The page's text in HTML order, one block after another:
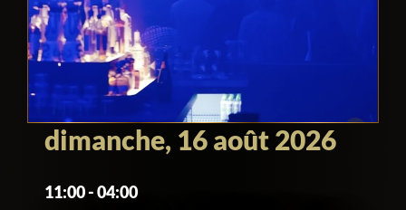
dimanche, 16 août 2026
11:00 - 04:00